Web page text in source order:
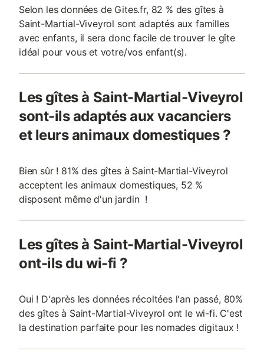
Selon les données de Gites.fr, 82 % des gîtes à
Saint-Martial-Viveyrol sont adaptés aux familles
avec enfants, il sera donc facile de trouver le gîte
idéal pour vous et votre/vos enfant(s).
Les gîtes à Saint-Martial-Viveyrol
sont-ils adaptés aux vacanciers
et leurs animaux domestiques ?
Bien sûr ! 81% des gîtes à Saint-Martial-Viveyrol
acceptent les animaux domestiques, 52 %
disposent même d'un jardin !
Les gîtes à Saint-Martial-Viveyrol
ont-ils du wi-fi ?
Oui ! D'après les données récoltées l'an passé, 80%
des gîtes à Saint-Martial-Viveyrol ont le wi-fi. C'est
la destination parfaite pour les nomades digitaux !